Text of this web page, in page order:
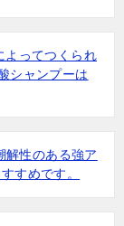
よってつくられ
シャンプーは
解性のある強ア
すめです。